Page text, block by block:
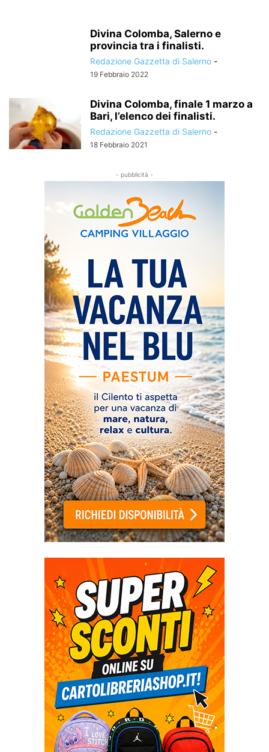
Divina Colomba, Salerno e
provincia tra i finalisti.
Redazione Gazzetta di Salerno -
19 Febbraio 2022
Divina Colomba, finale 1 marzo a
Bari, l’elenco dei finalisti.
Redazione Gazzetta di Salerno -
18 Febbraio 2021
- pubblicità -